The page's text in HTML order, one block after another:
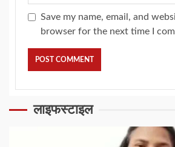
Save my name, email, and
browser for the next time I
लाइफस्टाइल